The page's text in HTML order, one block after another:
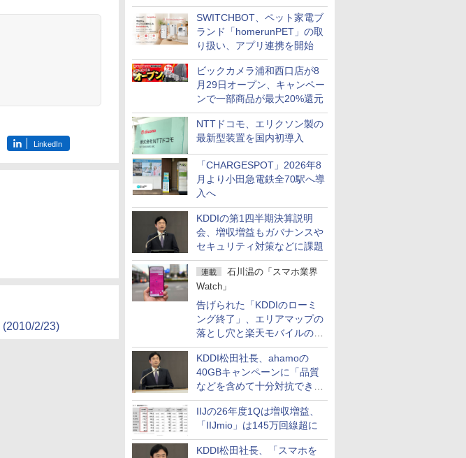
SWITCHBOT、ペット家電ブ
ランド「homerunPET」の取
り扱い、アプリ連携を開始
ビックカメラ浦和西口店が8
月29日オープン、キャンペー
ンで一部商品が最大20%還元
NTTドコモ、エリクソン製の
最新型装置を国内初導入
「CHARGESPOT」2026年8
月より小田急電鉄全70駅へ導
入へ
KDDIの第1四半期決算説明
会、増収増益もガバナンスや
セキュリティ対策などに課題
連載
石川温の「スマホ業界
Watch」
告げられた「KDDIのローミ
ング終了」、エリアマップの
落とし穴と楽天モバイルの課
題
KDDI松田社長、ahamoの
40GBキャンペーンに「品質
などを含めて十分対抗でき
る」
IIJの26年度1Qは増収増益、
「IIJmio」は145万回線超に
KDDI松田社長、「スマホを
LinkedIn
(2010/2/23)